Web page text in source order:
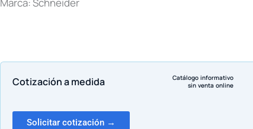
Marca: Schneider
Cotización a medida
Catálogo informativo
sin venta online
Solicitar cotización →